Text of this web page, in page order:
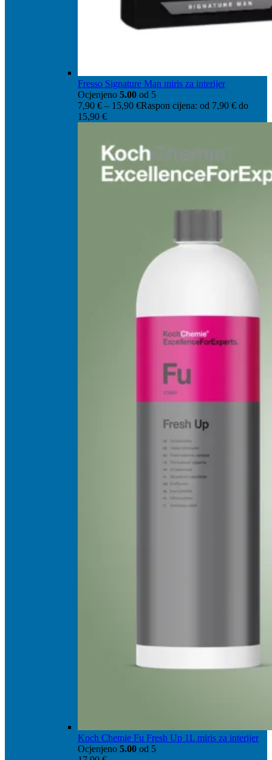
Fresso Signature Man miris za interijer
Ocjenjeno 5.00 od 5
7,90 € – 15,90 €Raspon cijena: od 7,90 € do
15,90 €
Koch Chemie Fu Fresh Up 1L miris za interijer
Ocjenjeno 5.00 od 5